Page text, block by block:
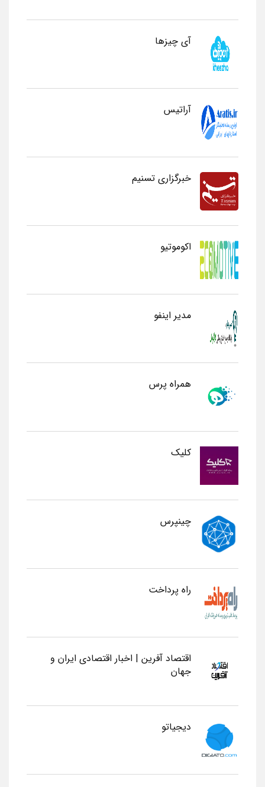
آی چیزها
آراتیس
خبرگزاری تسنیم
اکوموتیو
مدیر اینفو
همراه پرس
کلیک
چینپرس
راه پرداخت
اقتصاد آفرین | اخبار اقتصادی ایران و
جهان
دیجیاتو